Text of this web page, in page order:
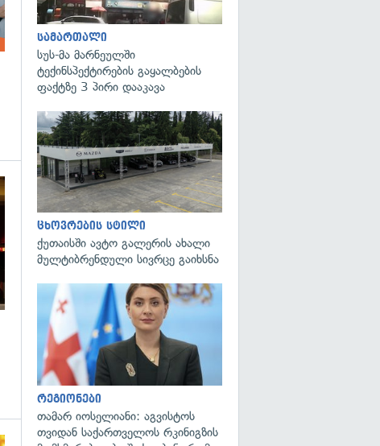
სამართალი
სუს-მა მარნეულში
ტექინსპექტირების გაყალბების
ფაქტზე 3 პირი დააკავა
ცხოვრების სტილი
ქუთაისში ავტო გალერის ახალი
მულტიბრენდული სივრცე გაიხსნა
რეგიონები
თამარ იოსელიანი: აგვისტოს
თვიდან საქართველოს რკინიგზის